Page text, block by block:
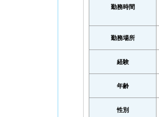
勤務時間
勤務場所
経験
年齢
性別